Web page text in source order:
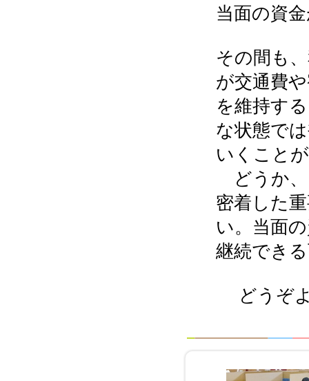
当面の資
その間も
が交通費
を維持す
な状態で
いくこと
どうか、
密着した
い。当面
継続でき
どうぞよ